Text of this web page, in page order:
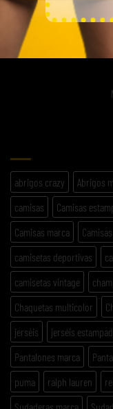
abrigos crazy Abrigos
camisas
Camisas
Camisas marca
camisetas deportivas
camisetas vintage
Chaquetas multicolor
jerséis
jerséis
Pantalones marca
puma
ralph lauren